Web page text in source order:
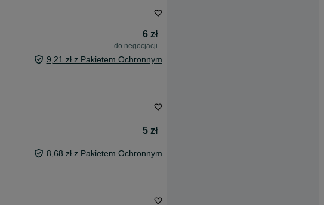
6 zł
do negocjacji
9,21 zł z Pakietem Ochronnym
5 zł
8,68 zł z Pakietem Ochronnym